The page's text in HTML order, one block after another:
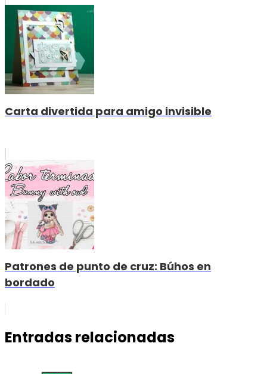
Carta divertida para amigo invisible
Patrones de punto de cruz: Búhos en
bordado
Entradas relacionadas